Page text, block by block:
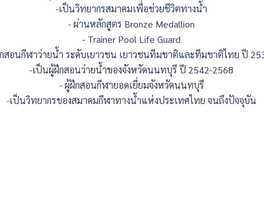
-เป็นวิทยากรสมาคมเพื่อช่วยชีวิตทางน้ำ
- ผ่านหลักสูตร Bronze Medallion
- Trainer Pool Life Guard
สอนกีฬาว่ายน้ำ ระดับเยาวชน เยาวชนทีมชาติและทีมชาติไทย ปี
-เป็นผู้ฝึกสอนว่ายน้ำของจังหวัดนนทบุรี ปี 2542-2568
- ผู้ฝึกสอนกีฬายอดเยี่ยมจังหวัดนนทบุรี
-เป็นวิทยากรของสมาคมกีฬาทางน้ำแห่งประเทศไทย จนถึงปัจจุบัน